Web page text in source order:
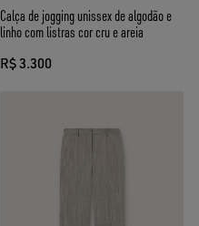
Calça de jogging unissex de algodão e
linho com listras cor cru e areia
R$ 3.300